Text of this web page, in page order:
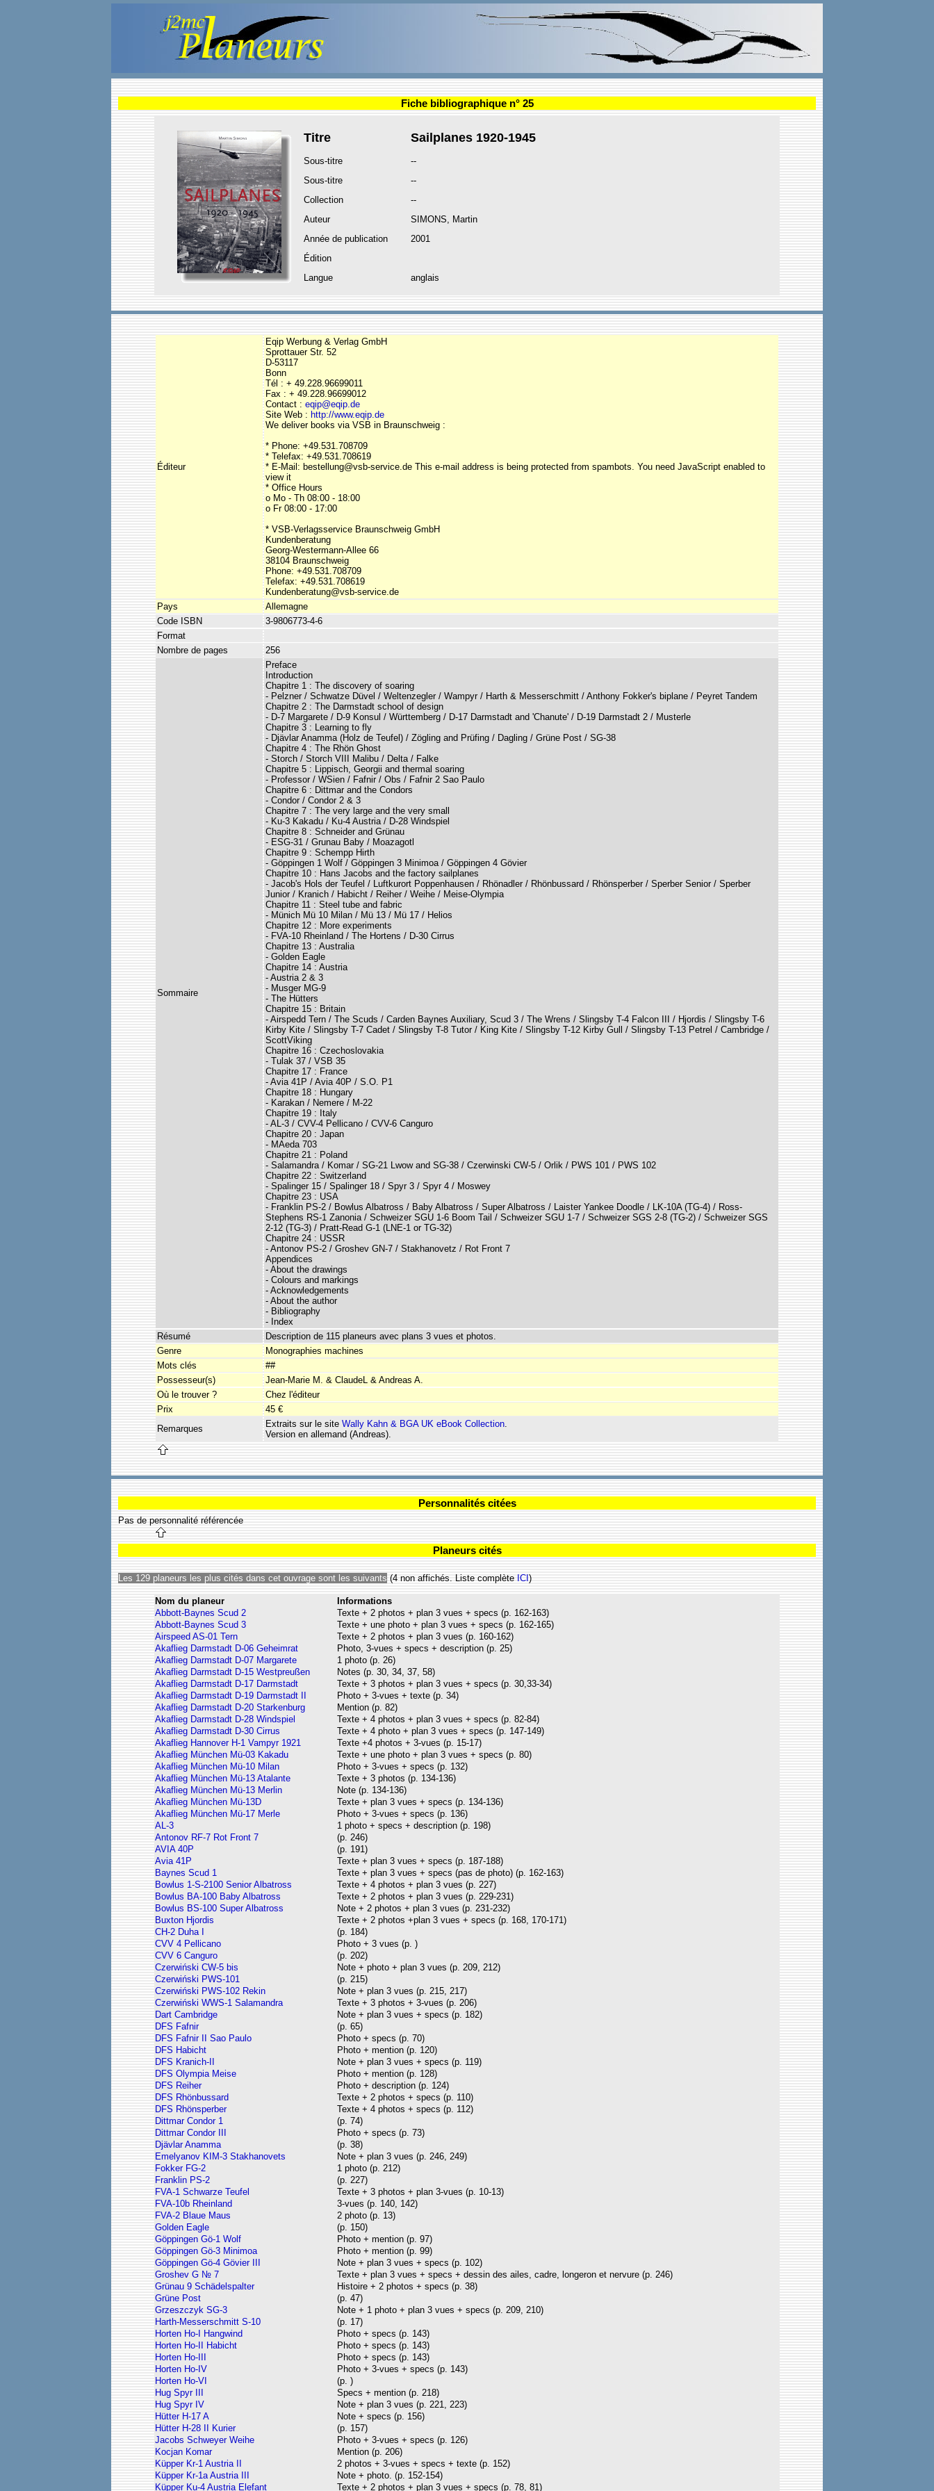
Fiche bibliographique n° 25
Titre Sailplanes 1920-1945
Sous-titre
--
Sous-titre
--
Collection
--
Auteur
SIMONS, Martin
Année de publication
2001
Édition
Langue
anglais
Éditeur
Eqip Werbung & Verlag GmbH
Sprottauer Str. 52
D-53117
Bonn
Tél : + 49.228.96699011
Fax : + 49.228.96699012
Contact : eqip@eqip.de
Site Web : http://www.eqip.de
We deliver books via VSB in Braunschweig :
* Phone: +49.531.708709
* Telefax: +49.531.708619
* E-Mail: bestellung@vsb-service.de This e-mail address is being protected from spambots. You need JavaScript enabled to
view it
* Office Hours
o Mo - Th 08:00 - 18:00
o Fr 08:00 - 17:00
* VSB-Verlagsservice Braunschweig GmbH
Kundenberatung
Georg-Westermann-Allee 66
38104 Braunschweig
Phone: +49.531.708709
Telefax: +49.531.708619
Kundenberatung@vsb-service.de
Pays
Allemagne
Code ISBN
3-9806773-4-6
Format
Nombre de pages
256
Sommaire
Preface
Introduction
Chapitre 1 : The discovery of soaring
- Pelzner / Schwatze Düvel / Weltenzegler / Wampyr / Harth & Messerschmitt / Anthony Fokker's biplane / Peyret Tandem
Chapitre 2 : The Darmstadt school of design
- D-7 Margarete / D-9 Konsul / Württemberg / D-17 Darmstadt and 'Chanute' / D-19 Darmstadt 2 / Musterle
Chapitre 3 : Learning to fly
- Djävlar Anamma (Holz de Teufel) / Zögling and Prüfing / Dagling / Grüne Post / SG-38
Chapitre 4 : The Rhön Ghost
- Storch / Storch VIII Malibu / Delta / Falke
Chapitre 5 : Lippisch, Georgii and thermal soaring
- Professor / WSien / Fafnir / Obs / Fafnir 2 Sao Paulo
Chapitre 6 : Dittmar and the Condors
- Condor / Condor 2 & 3
Chapitre 7 : The very large and the very small
- Ku-3 Kakadu / Ku-4 Austria / D-28 Windspiel
Chapitre 8 : Schneider and Grünau
- ESG-31 / Grunau Baby / Moazagotl
Chapitre 9 : Schempp Hirth
- Göppingen 1 Wolf / Göppingen 3 Minimoa / Göppingen 4 Gövier
Chapitre 10 : Hans Jacobs and the factory sailplanes
- Jacob's Hols der Teufel / Luftkurort Poppenhausen / Rhönadler / Rhönbussard / Rhönsperber / Sperber Senior / Sperber
Junior / Kranich / Habicht / Reiher / Weihe / Meise-Olympia
Chapitre 11 : Steel tube and fabric
- Münich Mü 10 Milan / Mü 13 / Mü 17 / Helios
Chapitre 12 : More experiments
- FVA-10 Rheinland / The Hortens / D-30 Cirrus
Chapitre 13 : Australia
- Golden Eagle
Chapitre 14 : Austria
- Austria 2 & 3
- Musger MG-9
- The Hütters
Chapitre 15 : Britain
- Airspedd Tern / The Scuds / Carden Baynes Auxiliary, Scud 3 / The Wrens / Slingsby T-4 Falcon III / Hjordis / Slingsby T-6
Kirby Kite / Slingsby T-7 Cadet / Slingsby T-8 Tutor / King Kite / Slingsby T-12 Kirby Gull / Slingsby T-13 Petrel / Cambridge /
ScottViking
Chapitre 16 : Czechoslovakia
- Tulak 37 / VSB 35
Chapitre 17 : France
- Avia 41P / Avia 40P / S.O. P1
Chapitre 18 : Hungary
- Karakan / Nemere / M-22
Chapitre 19 : Italy
- AL-3 / CVV-4 Pellicano / CVV-6 Canguro
Chapitre 20 : Japan
- MAeda 703
Chapitre 21 : Poland
- Salamandra / Komar / SG-21 Lwow and SG-38 / Czerwinski CW-5 / Orlik / PWS 101 / PWS 102
Chapitre 22 : Switzerland
- Spalinger 15 / Spalinger 18 / Spyr 3 / Spyr 4 / Moswey
Chapitre 23 : USA
- Franklin PS-2 / Bowlus Albatross / Baby Albatross / Super Albatross / Laister Yankee Doodle / LK-10A (TG-4) / Ross-
Stephens RS-1 Zanonia / Schweizer SGU 1-6 Boom Tail / Schweizer SGU 1-7 / Schweizer SGS 2-8 (TG-2) / Schweizer SGS
2-12 (TG-3) / Pratt-Read G-1 (LNE-1 or TG-32)
Chapitre 24 : USSR
- Antonov PS-2 / Groshev GN-7 / Stakhanovetz / Rot Front 7
Appendices
- About the drawings
- Colours and markings
- Acknowledgements
- About the author
- Bibliography
- Index
Résumé
Description de 115 planeurs avec plans 3 vues et photos.
Genre
Monographies machines
Mots clés
##
Possesseur(s)
Jean-Marie M. & ClaudeL & Andreas A.
Où le trouver ?
Chez l'éditeur
Prix
45 €
Remarques
Extraits sur le site Wally Kahn & BGA UK eBook Collection
Version en allemand (Andreas).
Personnalités citées
Pas de personnalité référencée
Planeurs cités
Les 129 planeurs les plus cités dans cet ouvrage sont les suivants (4 non affichés. Liste complète ICI)
Nom du planeur
Informations
Abbott-Baynes Scud 2
Texte + 2 photos + plan 3 vues + specs (p. 162-163)
Abbott-Baynes Scud 3
Texte + une photo + plan 3 vues + specs (p. 162-165)
Airspeed AS-01 Tern
Texte + 2 photos + plan 3 vues (p. 160-162)
Akaflieg Darmstadt D-06 Geheimrat
Photo, 3-vues + specs + description (p. 25)
Akaflieg Darmstadt D-07 Margarete
1 photo (p. 26)
Akaflieg Darmstadt D-15 Westpreußen
Notes (p. 30, 34, 37, 58)
Akaflieg Darmstadt D-17 Darmstadt
Texte + 3 photos + plan 3 vues + specs (p. 30,33-34)
Akaflieg Darmstadt D-19 Darmstadt II
Photo + 3-vues + texte (p. 34)
Akaflieg Darmstadt D-20 Starkenburg
Mention (p. 82)
Akaflieg Darmstadt D-28 Windspiel
Texte + 4 photos + plan 3 vues + specs (p. 82-84)
Akaflieg Darmstadt D-30 Cirrus
Texte + 4 photo + plan 3 vues + specs (p. 147-149)
Akaflieg Hannover H-1 Vampyr 1921
Texte +4 photos + 3-vues (p. 15-17)
Akaflieg München Mü-03 Kakadu
Texte + une photo + plan 3 vues + specs (p. 80)
Akaflieg München Mü-10 Milan
Photo + 3-vues + specs (p. 132)
Akaflieg München Mü-13 Atalante
Texte + 3 photos (p. 134-136)
Akaflieg München Mü-13 Merlin
Note (p. 134-136)
Akaflieg München Mü-13D
Texte + plan 3 vues + specs (p. 134-136)
Akaflieg München Mü-17 Merle
Photo + 3-vues + specs (p. 136)
AL-3
1 photo + specs + description (p. 198)
Antonov RF-7 Rot Front 7
(p. 246)
AVIA 40P
(p. 191)
Avia 41P
Texte + plan 3 vues + specs (p. 187-188)
Baynes Scud 1
Texte + plan 3 vues + specs (pas de photo) (p. 162-163)
Bowlus 1-S-2100 Senior Albatross
Texte + 4 photos + plan 3 vues (p. 227)
Bowlus BA-100 Baby Albatross
Texte + 2 photos + plan 3 vues (p. 229-231)
Bowlus BS-100 Super Albatross
Note + 2 photos + plan 3 vues (p. 231-232)
Buxton Hjordis
Texte + 2 photos +plan 3 vues + specs (p. 168, 170-171)
CH-2 Duha I
(p. 184)
CVV 4 Pellicano
Photo + 3 vues (p. )
CVV 6 Canguro
(p. 202)
Czerwiński CW-5 bis
Note + photo + plan 3 vues (p. 209, 212)
Czerwiński PWS-101
(p. 215)
Czerwiński PWS-102 Rekin
Note + plan 3 vues (p. 215, 217)
Czerwiński WWS-1 Salamandra
Texte + 3 photos + 3-vues (p. 206)
Dart Cambridge
Note + plan 3 vues + specs (p. 182)
DFS Fafnir
(p. 65)
DFS Fafnir II Sao Paulo
Photo + specs (p. 70)
DFS Habicht
Photo + mention (p. 120)
DFS Kranich-II
Note + plan 3 vues + specs (p. 119)
DFS Olympia Meise
Photo + mention (p. 128)
DFS Reiher
Photo + description (p. 124)
DFS Rhönbussard
Texte + 2 photos + specs (p. 110)
DFS Rhönsperber
Texte + 4 photos + specs (p. 112)
Dittmar Condor 1
(p. 74)
Dittmar Condor III
Photo + specs (p. 73)
Djävlar Anamma
(p. 38)
Emelyanov KIM-3 Stakhanovets
Note + plan 3 vues (p. 246, 249)
Fokker FG-2
1 photo (p. 212)
Franklin PS-2
(p. 227)
FVA-1 Schwarze Teufel
Texte + 3 photos + plan 3-vues (p. 10-13)
FVA-10b Rheinland
3-vues (p. 140, 142)
FVA-2 Blaue Maus
2 photo (p. 13)
Golden Eagle
(p. 150)
Göppingen Gö-1 Wolf
Photo + mention (p. 97)
Göppingen Gö-3 Minimoa
Photo + mention (p. 99)
Göppingen Gö-4 Gövier III
Note + plan 3 vues + specs (p. 102)
Groshev G № 7
Texte + plan 3 vues + specs + dessin des ailes, cadre, longeron et nervure (p. 246)
Grünau 9 Schädelspalter
Histoire + 2 photos + specs (p. 38)
Grüne Post
(p. 47)
Grzeszczyk SG-3
Note + 1 photo + plan 3 vues + specs (p. 209, 210)
Harth-Messerschmitt S-10
(p. 17)
Horten Ho-I Hangwind
Photo + specs (p. 143)
Horten Ho-II Habicht
Photo + specs (p. 143)
Horten Ho-III
Photo + specs (p. 143)
Horten Ho-IV
Photo + 3-vues + specs (p. 143)
Horten Ho-VI
(p. )
Hug Spyr III
Specs + mention (p. 218)
Hug Spyr IV
Note + plan 3 vues (p. 221, 223)
Hütter H-17 A
Note + specs (p. 156)
Hütter H-28 II Kurier
(p. 157)
Jacobs Schweyer Weihe
Photo + 3-vues + specs (p. 126)
Kocjan Komar
Mention (p. 206)
Küpper Kr-1 Austria II
2 photos + 3-vues + specs + texte (p. 152)
Küpper Kr-1a Austria III
Note + photo. (p. 152-154)
Küpper Ku-4 Austria Elefant
Texte + 2 photos + plan 3 vues + specs (p. 78, 81)